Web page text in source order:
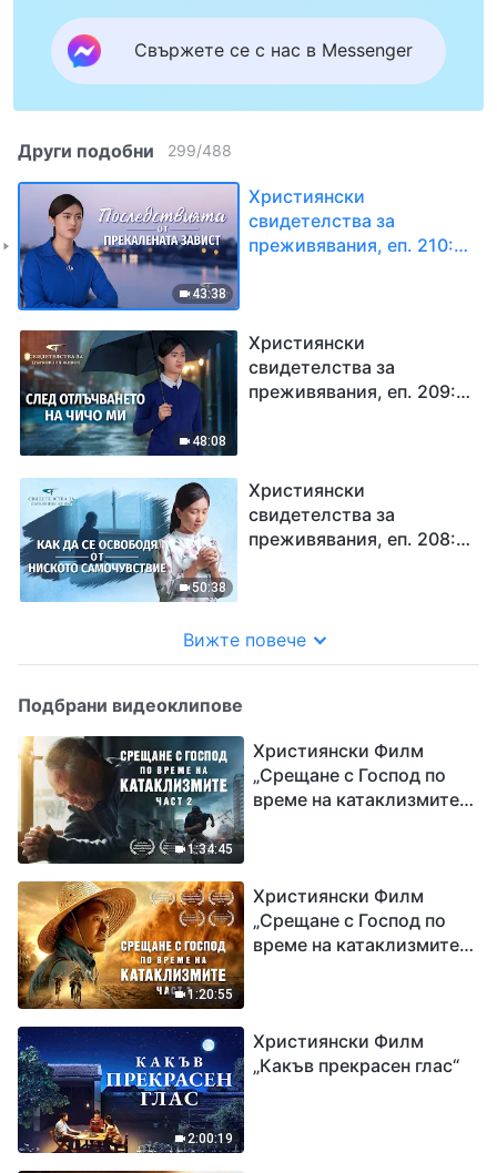
Свържете се с нас в Messenger
Други подобни 299/488
43:38
Християнски
свидетелства за
преживявания, еп. 210:
48:08
Християнски
свидетелства за
преживявания, еп. 209:
50:38
Християнски
свидетелства за
преживявания, еп. 208:
Вижте повече
Подбрани видеоклипове
1:34:45
Християнски Филм
„Срещане с Господ по
време на катаклизмите“
1:20:55
Християнски Филм
„Срещане с Господ по
време на катаклизмите“
2:00:19
Християнски Филм
„Какъв прекрасен глас“